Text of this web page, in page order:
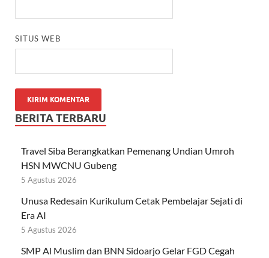
SITUS WEB
BERITA TERBARU
Travel Siba Berangkatkan Pemenang Undian Umroh
HSN MWCNU Gubeng
5 Agustus 2026
Unusa Redesain Kurikulum Cetak Pembelajar Sejati di
Era AI
5 Agustus 2026
SMP Al Muslim dan BNN Sidoarjo Gelar FGD Cegah